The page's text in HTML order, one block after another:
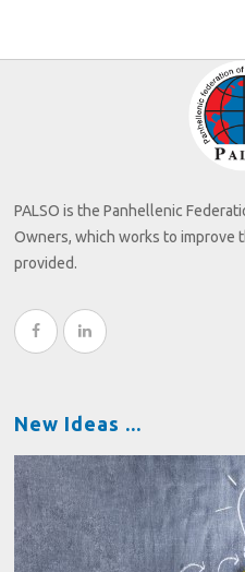
PALSO is the Panhellenic
Owners, which works to improve
provided.
New Ideas